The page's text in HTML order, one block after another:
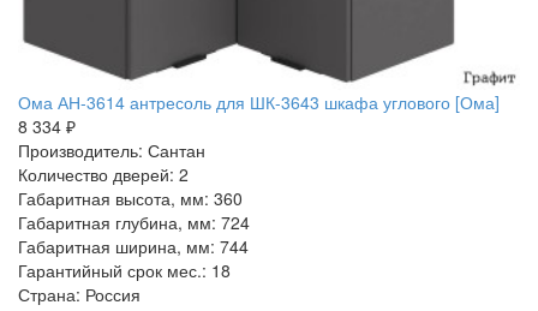
Ома АН-3614 антресоль для ШК-3643 шкафа углового [Ома]
8 334 ₽
Производитель: Сантан
Количество дверей: 2
Габаритная высота, мм: 360
Габаритная глубина, мм: 724
Габаритная ширина, мм: 744
Гарантийный срок мес.: 18
Страна: Россия